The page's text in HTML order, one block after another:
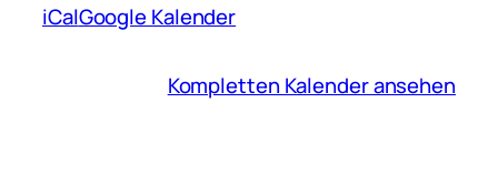
iCalGoogle Kalender
Kompletten Kalender ansehen